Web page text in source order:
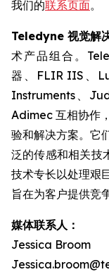
我们的联系页面。
Teledyne 视觉解
术产品组合。
器、FLIR IIS、
Instruments、
Adimec 互相协作
验和解决方案。它
泛的传感和相关技
技术专长以处理艰
旨在为客户提供竞
媒体联系人：
Jessica Broom